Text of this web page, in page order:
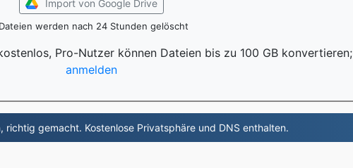
Import von Google Drive
werden nach 24 Stunden gelöscht
Pro-Nutzer können Dateien bis zu 100 GB konvertieren;
anmelden
richtig gemacht. Kostenlose Privatsphäre und DNS enthalten.